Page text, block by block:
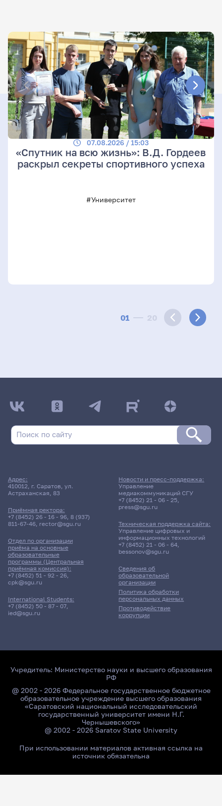
01 20
07.08.2026 / 15:03
«Спутник на всю жизнь»: В.Д. Гордеев
раскрыл секреты спортивного успеха
#Университет
Адрес:
410012, г. Саратов, ул.
Астраханская, 83
Приёмная ректора:
+7 (8452) 26 - 16 - 96, 8 (937)
811-67-46, rector@sgu.ru
Отдел по организации
приёма на основные
образовательные
программы (Центральная
приёмная комиссия):
+7 (8452) 51 - 92 - 26,
cpk@sgu.ru
International Students:
+7 (8452) 50 - 87 - 07,
ied@sgu.ru
Сведения об
образовательной
организации
Политика обработки
персональных данных
Противодействие
коррупции
Новости и пресс-поддержка:
Управление
медиакоммуникаций СГУ
+7 (8452) 21 - 06 - 25,
press@sgu.ru
Техническая поддержка сайта:
Управление цифровых и
информационных технологий
+7 (8452) 21 - 06 - 64,
bessonov@sgu.ru
Учредитель: Министерство науки и высшего образования
РФ
@ 2002 - 2026 Федеральное государственное бюджетное
образовательное учреждение высшего образования
«Саратовский национальный исследовательский
государственный университет имени Н.Г.
Чернышевского»
@ 2002 - 2026 Saratov State University
При использовании материалов активная ссылка на
источник обязательна